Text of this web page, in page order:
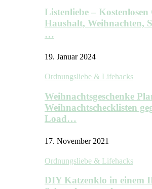
Listenliebe –
Haushalt, Weihnachten,
…
19. Januar 2024
Ordnungsliebe & Lifehacks
Weihnachtsgeschenke
Weihnachtschecklisten
Load…
17. November 2021
Ordnungsliebe & Lifehacks
DIY Katzenklo in einem